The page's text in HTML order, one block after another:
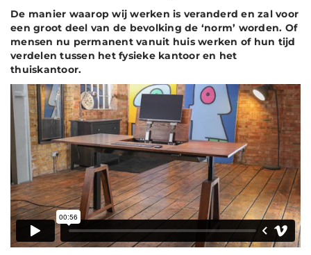
De manier waarop wij werken is veranderd en zal voor
een groot deel van de bevolking de ‘norm’ worden. Of
mensen nu permanent vanuit huis werken of hun tijd
verdelen tussen het fysieke kantoor en het
thuiskantoor.